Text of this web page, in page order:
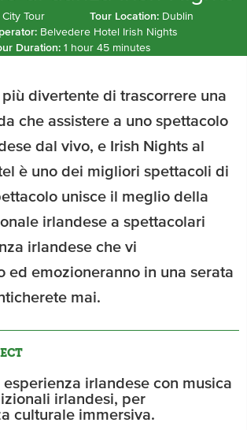
City Tour Tour Location: Dublin
Belvedere Hotel Irish Nights
Duration: 1 hour 45 minutes
più divertente di trascorrere una
che assistere a uno spettacolo
dal vivo, e Irish Nights al
è uno dei migliori spettacoli di
unisce il meglio della
irlandese a spettacolari
irlandese che vi
ed emozioneranno in una serata
mai.
irlandese con musica
irlandesi, per
culturale immersiva.